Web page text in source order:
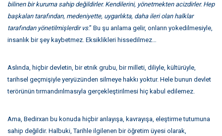
bilinen bir kuruma sahip değildirler. Kendilerini, yönetmekten acizdirler. Hep
başkaları tarafından, medeniyette, uygarlıkta, daha ileri olan halklar
tarafından yönetilmişlerdir vs.” Bu şu anlama gelir, onların yokedilmesiyle,
insanlık bir şey kaybetmez. Eksiklikleri hissedilmez…
Aslında, hiçbir devletin, bir etnik grubu, bir milleti, diliyle, kültürüyle,
tarihsel geçmişiyle yeryüzünden silmeye hakkı yoktur. Hele bunun devlet
terörünün tırmandırılmasıyla gerçekleştirilmesi hiç kabul edilemez.
Ama, Bedirxan bu konuda hiçbir anlayışa, kavrayışa, eleştirme tutumuna
sahip değildir. Halbuki, Tarihle ilgilenen bir öğretim üyesi olarak,